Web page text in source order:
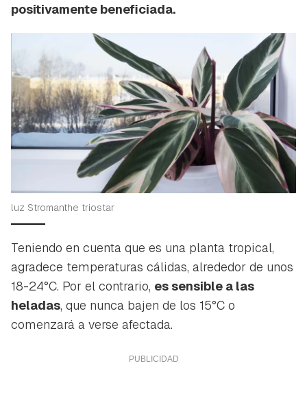
positivamente beneficiada.
luz Stromanthe triostar
Teniendo en cuenta que es una planta tropical,
agradece temperaturas cálidas, alrededor de unos
18-24°C. Por el contrario, es sensible a las
heladas, que nunca bajen de los 15°C o
comenzará a verse afectada.